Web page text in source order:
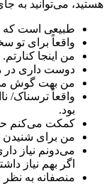
هستید، می‌توانید به
طبیعی است که
واقعاً برای
من اینجا کنارتم.
دوست داری در
من بهت گوش
واقعاً ترسناک/
بود.
کمکت می‌کنم
من برای شنیدن
می‌دونم نیاز
اگر بهم نیاز
منصفانه به